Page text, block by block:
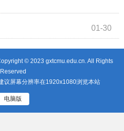
01-30
© 2023 gxtcmu.edu.cn. All Rights
Reserved
议屏幕分辨率在1920x1080浏览本站
电脑版